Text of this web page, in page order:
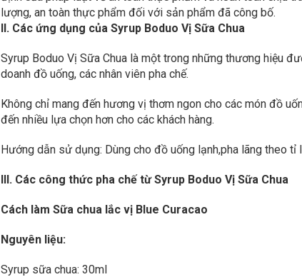
lượng, an toàn thực phẩm đối với sản phẩm đã công bố.
II. Các ứng dụng của Syrup Boduo Vị Sữa Chua
Syrup Boduo Vị Sữa Chua là một trong những thương hiệu
doanh đồ uống, các nhân viên pha chế.
Không chỉ mang đến hương vị thơm ngon cho các món đồ
đến nhiều lựa chọn hơn cho các khách hàng.
Hướng dẫn sử dụng: Dùng cho đồ uống lạnh,pha lãng theo tỉ
III. Các công thức pha chế từ Syrup Boduo Vị Sữa Chua
Cách làm Sữa chua lắc vị Blue Curacao
Nguyên liệu:
Syrup sữa chua: 30ml